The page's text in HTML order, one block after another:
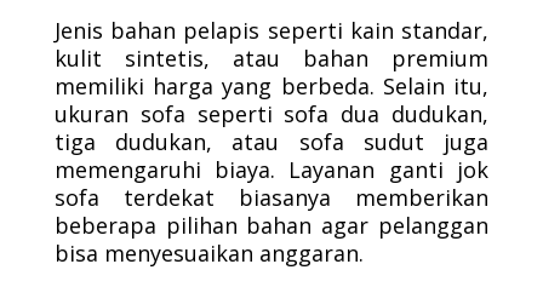
Jenis bahan pelapis seperti kain standar,
kulit sintetis, atau bahan premium
memiliki harga yang berbeda. Selain itu,
ukuran sofa seperti sofa dua dudukan,
tiga dudukan, atau sofa sudut juga
memengaruhi biaya. Layanan ganti jok
sofa terdekat biasanya memberikan
beberapa pilihan bahan agar pelanggan
bisa menyesuaikan anggaran.